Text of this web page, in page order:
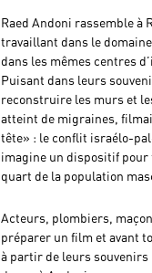
Raed Andoni rassemble à
travaillant dans le
dans les mêmes centres
Puisant dans leurs
reconstruire les murs et
atteint de migraines,
tête» : le conflit israélo-
imagine un dispositif pour
quart de la population
Acteurs, plombiers,
préparer un film et avant
à partir de leurs souvenirs